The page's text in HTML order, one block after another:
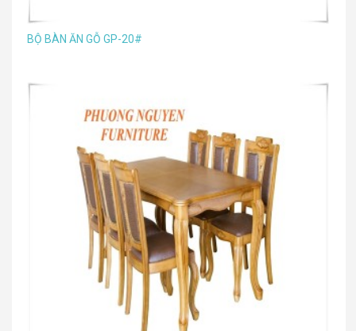
BỘ BÀN ĂN GỖ GP-20#